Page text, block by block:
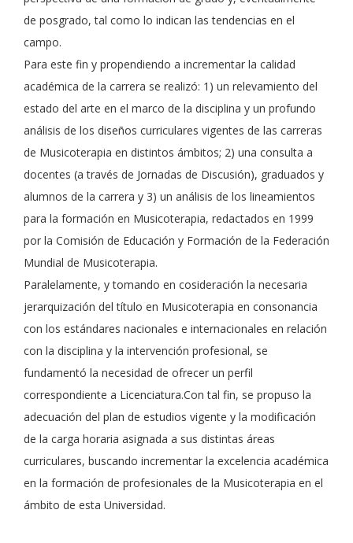
de posgrado, tal como lo indican las tendencias en el
campo.
Para este fin y propendiendo a incrementar la calidad
académica de la carrera se realizó: 1) un relevamiento del
estado del arte en el marco de la disciplina y un profundo
análisis de los diseños curriculares vigentes de las carreras
de Musicoterapia en distintos ámbitos; 2) una consulta a
docentes (a través de Jornadas de Discusión), graduados y
alumnos de la carrera y 3) un análisis de los lineamientos
para la formación en Musicoterapia, redactados en 1999
por la Comisión de Educación y Formación de la Federación
Mundial de Musicoterapia.
Paralelamente, y tomando en cosideración la necesaria
jerarquización del título en Musicoterapia en consonancia
con los estándares nacionales e internacionales en relación
con la disciplina y la intervención profesional, se
fundamentó la necesidad de ofrecer un perfil
correspondiente a Licenciatura.Con tal fin, se propuso la
adecuación del plan de estudios vigente y la modificación
de la carga horaria asignada a sus distintas áreas
curriculares, buscando incrementar la excelencia académica
en la formación de profesionales de la Musicoterapia en el
ámbito de esta Universidad.